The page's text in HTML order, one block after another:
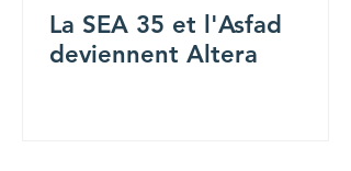
La SEA 35 et l'Asfad
deviennent Altera